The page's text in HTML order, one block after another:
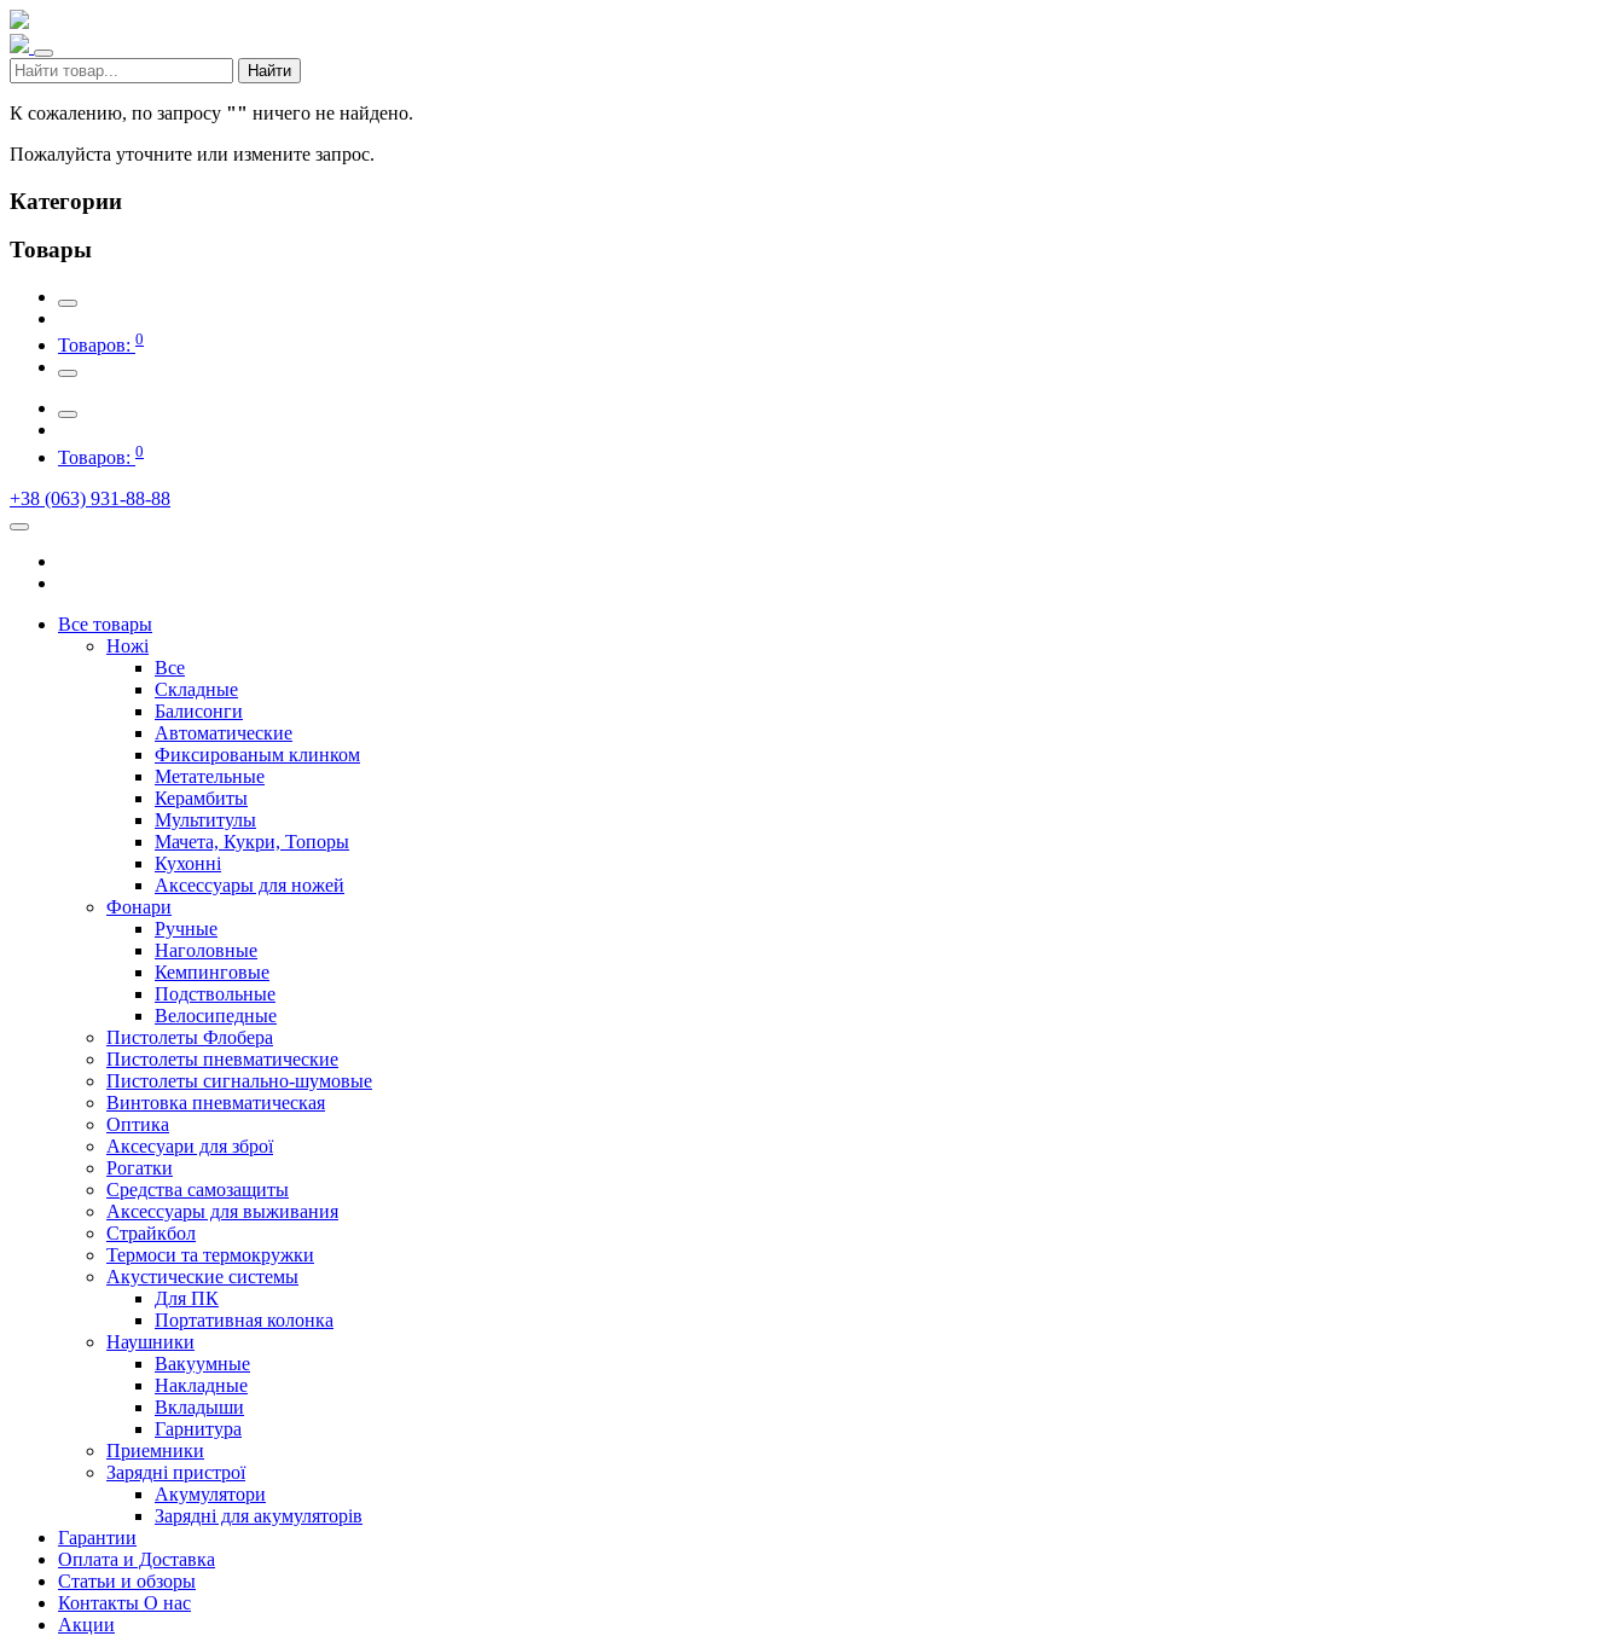
Найти
К сожалению, по запросу "" ничего не найдено.
Пожалуйста уточните или измените запрос.
Категории
Товары
Товаров: 0
Товаров: 0
+38 (063) 931-88-88
Все товары
Ножі
Все
Складные
Балисонги
Автоматические
Фиксированым клинком
Метательные
Керамбиты
Мультитулы
Мачета, Кукри, Топоры
Кухонні
Аксессуары для ножей
Фонари
Ручные
Наголовные
Кемпинговые
Подствольные
Велосипедные
Пистолеты Флобера
Пистолеты пневматические
Пистолеты сигнально-шумовые
Винтовка пневматическая
Оптика
Аксесуари для зброї
Рогатки
Средства самозащиты
Аксессуары для выживания
Страйкбол
Термоси та термокружки
Акустические системы
Для ПК
Портативная колонка
Наушники
Вакуумные
Накладные
Вкладыши
Гарнитура
Приемники
Зарядні пристрої
Акумулятори
Зарядні для акумуляторів
Гарантии
Оплата и Доставка
Статьи и обзоры
Контакты О нас
Акции